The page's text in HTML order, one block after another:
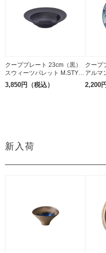
クーププレート 23cm（黒）
スウィーツパレット M.STYL
E 磁器
3,850円（税込）
クープ
アルマ
2,200
新入荷